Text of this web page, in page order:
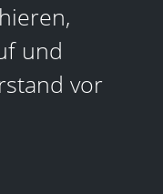
und
vor